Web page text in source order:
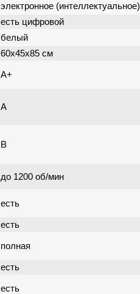
электронное (интеллектуальное)
есть цифровой
белый
60x45x85 см
A+
A
B
до 1200 об/мин
есть
есть
полная
есть
есть